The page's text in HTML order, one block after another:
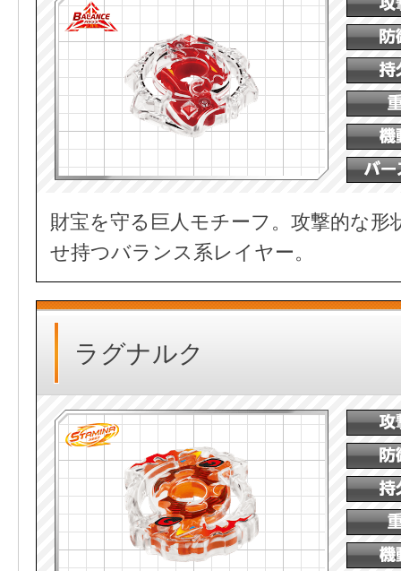
財宝を守る巨人モチーフ。攻撃的な形
せ持つバランス系レイヤー。
ラグナルク